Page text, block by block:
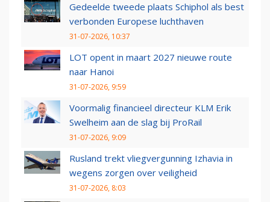
Gedeelde tweede plaats Schiphol als best
verbonden Europese luchthaven
31-07-2026, 10:37
LOT opent in maart 2027 nieuwe route
naar Hanoi
31-07-2026, 9:59
Voormalig financieel directeur KLM Erik
Swelheim aan de slag bij ProRail
31-07-2026, 9:09
Rusland trekt vliegvergunning Izhavia in
wegens zorgen over veiligheid
31-07-2026, 8:03